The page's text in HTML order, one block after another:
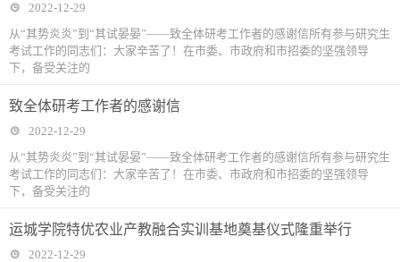
2022-12-29
从“其势炎炎”到“其试晏晏”——致全体研考工作者的感谢信所有参与研究生
考试工作的同志们：大家辛苦了！在市委、市政府和市招委的坚强领导
下，备受关注的
致全体研考工作者的感谢信
2022-12-29
从“其势炎炎”到“其试晏晏”——致全体研考工作者的感谢信所有参与研究生
考试工作的同志们：大家辛苦了！在市委、市政府和市招委的坚强领导
下，备受关注的
运城学院特优农业产教融合实训基地奠基仪式隆重举行
2022-12-29